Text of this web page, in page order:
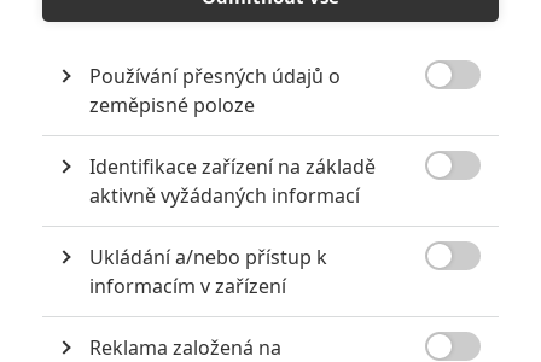
5
8 Recenze: Občanská válka
6
Recenze: Godzilla x Kong: Nové
impérium
8 Recenze: Opičí muž
Používání přesných údajů o
zeměpisné poloze
Identifikace zařízení na základě
aktivně vyžádaných informací
Ukládání a/nebo přístup k
informacím v zařízení
Reklama založená na